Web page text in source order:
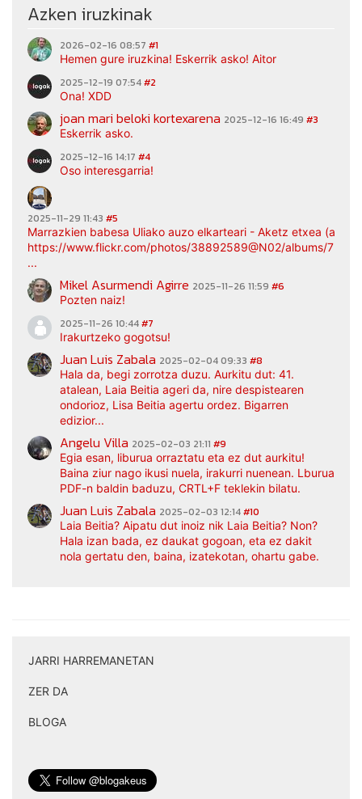
Azken iruzkinak
2026-02-16 08:57 #1
Hemen gure iruzkina! Eskerrik asko! Aitor
2025-12-19 07:54#2
Ona! XDD
joan mari beloki kortexarena 2025-12-16 16:49 #3
Eskerrik asko.
2025-12-16 14:17 #4
Oso interesgarria!
2025-11-29 11:43 #5
Marrazkien babesa Uliako auzo elkarteari - Aketz etxea
https://www.flickr.com/photos/38892589@N02/albums/
...
Mikel Asurmendi Agirre 2025-11-26 11:59 #6
Pozten naiz!
2025-11-26 10:44#7
Irakurtzeko gogotsu!
Juan Luis Zabala 2025-02-04 09:33 #8
Hala da, begi zorrotza duzu. Aurkitu dut: 41.
atalean, Laia Beitia ageri da, nire despistearen
ondorioz, Lisa Beitia agertu ordez. Bigarren
edizior...
Angelu Villa 2025-02-03 21:11 #9
Egia esan, liburua orraztatu eta ez dut aurkitu!
Baina ziur nago ikusi nuela, irakurri nuenean. Lburua
PDF-n baldin baduzu, CRTL+F teklekin bilatu.
Juan Luis Zabala 2025-02-03 12:14#10
Laia Beitia? Aipatu dut inoiz nik Laia Beitia? Non?
Hala izan bada, ez daukat gogoan, eta ez dakit
nola gertatu den, baina, izatekotan, ohartu gabe.
JARRI HARREMANETAN
ZER DA
BLOGA